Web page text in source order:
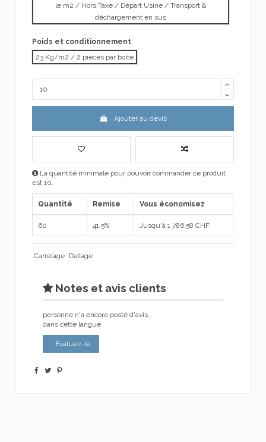
le m2 / Hors Taxe / Départ Usine / Transport &
déchargement en sus
Poids et conditionnement
23 Kg/m2 / 2 pièces par boîte
Ajouter au devis
La quantité minimale pour pouvoir commander ce produit
est 10.
Quantité Remise Vous économisez
60 41.5% Jusqu'à 1 786,58 CHF
Carrelage Dallage
Notes et avis clients
personne n'a encore posté d'avis
dans cette langue
Evaluez-le